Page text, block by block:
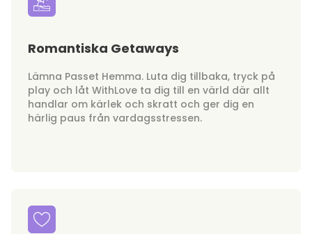
Romantiska Getaways
Lämna Passet Hemma. Luta dig tillbaka, tryck på
play och låt WithLove ta dig till en värld där allt
handlar om kärlek och skratt och ger dig en
härlig paus från vardagsstressen.